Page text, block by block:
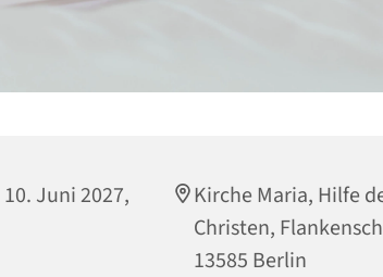
Juni 2027,
Kirche Maria, Hilfe
Christen,
13585 Berlin